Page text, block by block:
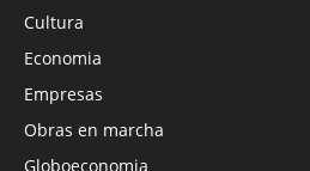
Cultura
Economia
Empresas
Obras en marcha
Globoeconomia